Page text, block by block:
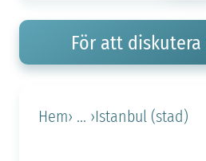
För att
Hem› ... ›Istanbul (stad)